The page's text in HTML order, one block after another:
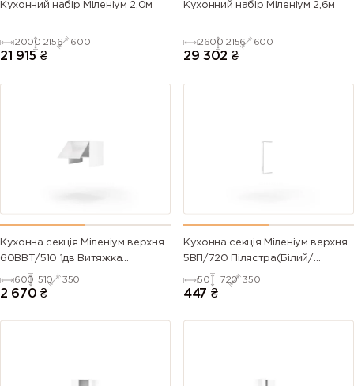
Кухонний набір Міленіум 2,0м
2000 2156 600
21 915 ₴
Кухонний набір Міленіум 2,6м
2600 2156 600
29 302 ₴
Кухонна секція Міленіум верхня
60ВВТ/510 1дв Витяжка
Телескоп(Білий/Напівмат Білий
9003)
600 510 350
2 670 ₴
Кухонна секція Міленіум верхня
5ВП/720 Пілястра(Білий/
Напівмат Білий 9003)
50 720 350
447 ₴